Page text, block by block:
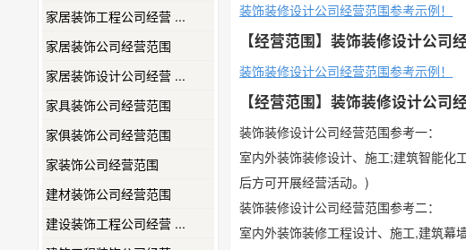
家居装饰工程公司经营 ...
家居装饰公司经营范围
家居装饰设计公司经营 ...
家具装饰公司经营范围
家俱装饰公司经营范围
家装饰公司经营范围
建材装饰公司经营范围
建设装饰工程公司经营 ...
装饰装修设计公司经营范围参考示例！
【经营范围】装饰装修设计公司
装饰装修设计公司经营范围参考示例！
【经营范围】装饰装修设计公司
装饰装修设计公司经营范围参考一：
室内外装饰装修设计、施工;建筑智能化
后方可开展经营活动。)
装饰装修设计公司经营范围参考二：
室内外装饰装修工程设计、施工,建筑幕